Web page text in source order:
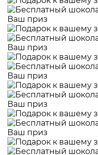
Ваш приз
Ваш приз
Ваш приз
Ваш приз
Ваш приз